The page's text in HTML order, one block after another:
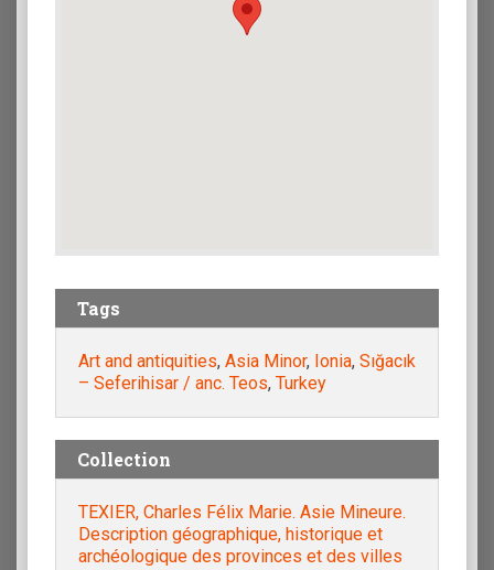
Tags
Art and antiquities, Asia Minor, Ionia, Sığacık
– Seferihisar / anc. Teos, Turkey
Collection
TEXIER, Charles Félix Marie. Asie Mineure.
Description géographique, historique et
archéologique des provinces et des villes